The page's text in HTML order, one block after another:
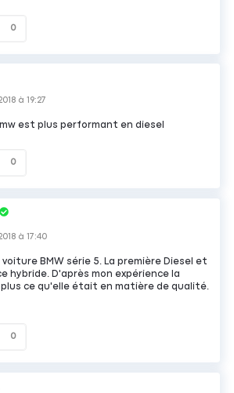
0
à19:27
est plus performant en diesel
0
à17:40
BMW série 5. La première Diesel et
hybride. D'après mon expérience la
plus ce qu'elle était en matière de qualité.
0